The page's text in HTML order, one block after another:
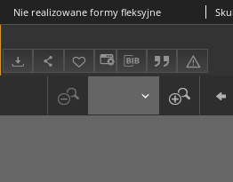
Nie realizowane formy fleksyjne